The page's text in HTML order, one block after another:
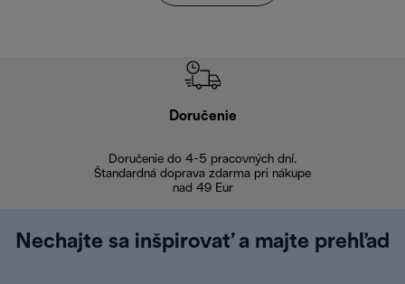
Doručenie
Doručenie do 4-5 pracovných dní.
Štandardná doprava zdarma pri nákupe
nad 49 Eur
Nechajte sa inšpirovať a majte prehľad